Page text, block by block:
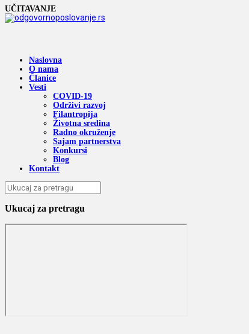
UČITAVANJE
Naslovna
O nama
Članice
Vesti
COVID-19
Održivi razvoj
Filantropija
Životna sredina
Radno okruženje
Sajam partnerstva
Konkursi
Blog
Kontakt
Ukucaj za pretragu